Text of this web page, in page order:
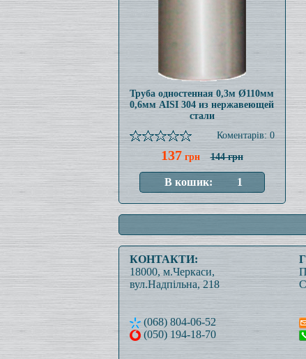
Труба одностенная 0,3м Ø110мм
0,6мм AISI 304 из нержавеющей
стали
Коментарів: 0
137 грн 144 грн
КОНТАКТИ:
18000, м.Черкаси,
вул.Надпільна, 218
(068) 804-06-52
(050) 194-18-70